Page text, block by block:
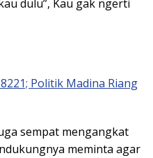
dulu”, Kau gak ngerti
Politik Madina Riang
sempat mengangkat
meminta agar